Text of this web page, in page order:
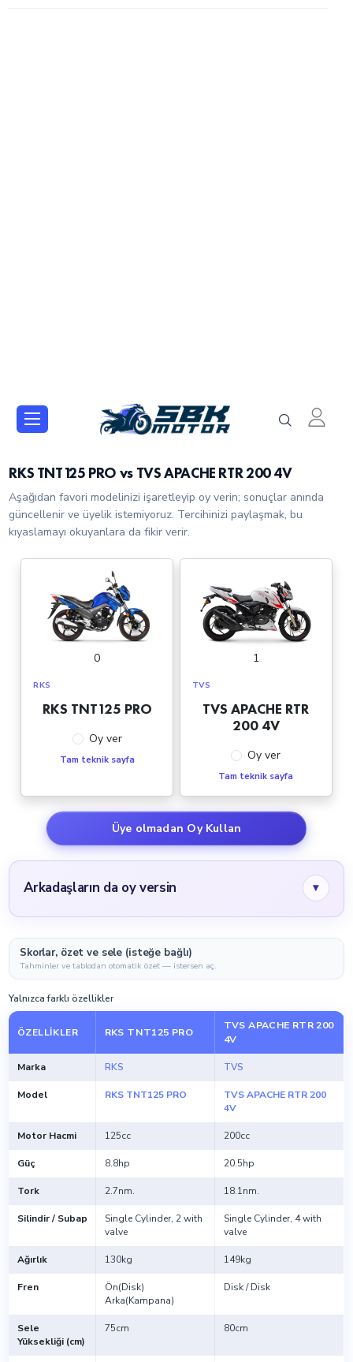
RKS TNT125 PRO vs TVS APACHE RTR 200 4V
Aşağıdan favori modelinizi işaretleyip oy verin; sonuçlar anında
güncellenir ve üyelik istemiyoruz. Tercihinizi paylaşmak, bu
kıyaslamayı okuyanlara da fikir verir.
0
RKS
RKS TNT125 PRO
Oy ver
Tam teknik sayfa
1
TVS
TVS APACHE RTR
200 4V
Oy ver
Tam teknik sayfa
Üye olmadan Oy Kullan
Arkadaşların da oy versin ▾
Skorlar, özet ve sele (isteğe bağlı)
Tahminler ve tablodan otomatik özet — istersen aç.
Yalnızca farklı özellikler
ÖZELLIKLER RKS TNT125 PRO
TVS APACHE RTR 200
4V
Marka RKS TVS
Model RKS TNT125 PRO
TVS APACHE RTR 200
4V
Motor Hacmi 125cc 200cc
Güç 8.8hp 20.5hp
Tork 2.7nm. 18.1nm.
Silindir / Subap
Single Cylinder, 2 with
valve
Single Cylinder, 4 with
valve
Ağırlık 130kg 149kg
Fren
Ön(Disk)
Arka(Kampana)
Disk / Disk
Sele
Yüksekliği (cm)
75cm 80cm